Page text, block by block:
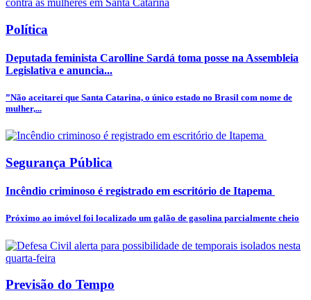
Política
Deputada feminista Carolline Sardá toma posse na Assembleia
Legislativa e anuncia...
”Não aceitarei que Santa Catarina, o único estado no Brasil com nome de
mulher,...
Segurança Pública
Incêndio criminoso é registrado em escritório de Itapema
Próximo ao imóvel foi localizado um galão de gasolina parcialmente cheio
Previsão do Tempo